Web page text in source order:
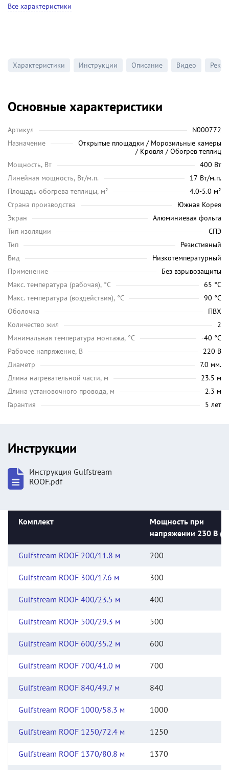
Все характеристики
Характеристики Инструкции Описание Видео
Основные характеристики
Артикул
N000772
Назначение
Открытые площадки / Морозильные камеры
/ Кровля / Обогрев теплиц
Мощность, Вт
400 Вт
Линейная мощность, Вт/м.п.
17 Вт/м.п.
Площадь обогрева теплицы, м²
4.0-5.0 м²
Страна производства
Южная Корея
Экран
Алюминиевая фольга
Тип изоляции
СПЭ
Тип
Резистивный
Вид
Низкотемпературный
Применение
Без взрывозащиты
Maкс. температура (рабочая), °C
65 °C
Макс. температура (воздействия), °C
90 °C
Оболочка
ПВХ
Количество жил
2
Минимальная температура монтажа, °C
-40 °C
Рабочее напряжение, В
220 В
Диаметр
7.0 мм.
Длина нагревательной части, м
23.5 м
Длина установочного провода, м
2.3 м
Гарантия
5 лет
Инструкции
Инструкция Gulfstream
ROOF.pdf
Комплект
Мощность при
напряжении 230 В
Gulfstream ROOF 200/11.8 м 200
Gulfstream ROOF 300/17.6 м 300
Gulfstream ROOF 400/23.5 м 400
Gulfstream ROOF 500/29.3 м 500
Gulfstream ROOF 600/35.2 м 600
Gulfstream ROOF 700/41.0 м 700
Gulfstream ROOF 840/49.7 м 840
Gulfstream ROOF 1000/58.3 м 1000
Gulfstream ROOF 1250/72.4 м 1250
Gulfstream ROOF 1370/80.8 м 1370